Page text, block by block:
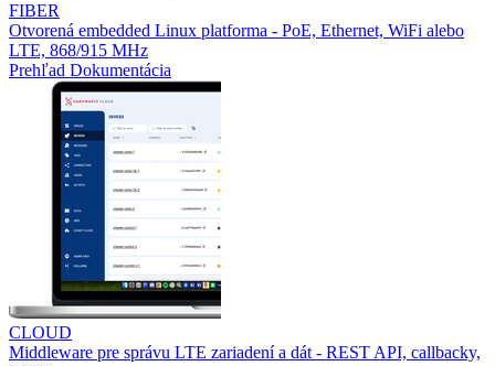
FIBER
Otvorená embedded Linux platforma - PoE, Ethernet, WiFi alebo
LTE, 868/915 MHz
Prehľad Dokumentácia
CLOUD
Middleware pre správu LTE zariadení a dát - REST API, callbacky,